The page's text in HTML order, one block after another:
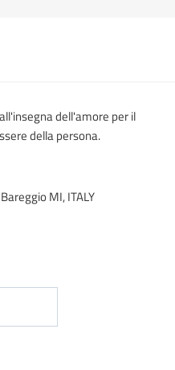
dell'amore per il
della persona.
MI, ITALY